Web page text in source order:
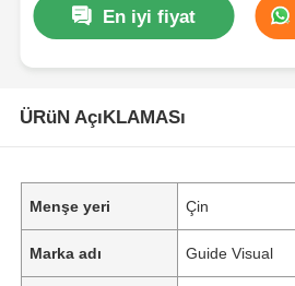
En iyi fiyat
ÜRüN AçıKLAMASı
Menşe yeri Çin
Marka adı Guide Visual